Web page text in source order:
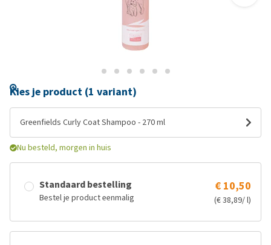
Kies je product (1 variant)
Greenfields Curly Coat Shampoo - 270 ml
Nu besteld, morgen in huis
Standaard bestelling
Bestel je product eenmalig
€ 10,50
(€ 38,89/ l)